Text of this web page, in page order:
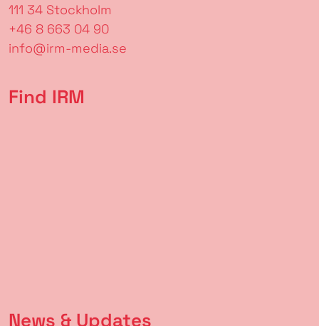
111 34 Stockholm
+46 8 663 04 90
info@irm-media.se
Find IRM
News & Updates